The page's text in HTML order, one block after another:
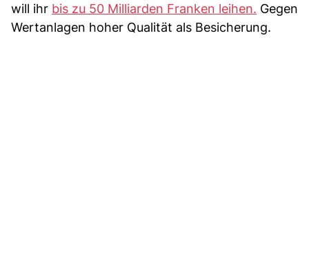
will ihr bis zu 50 Milliarden Franken leihen. Gegen
Wertanlagen hoher Qualität als Besicherung.